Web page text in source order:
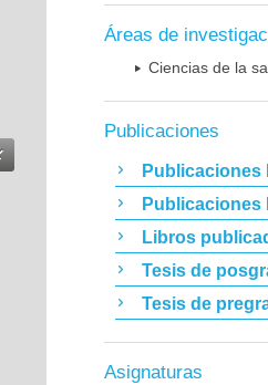
Áreas de
Ciencias de la
Publicaciones
Publicaciones
Publicaciones
Libros
Tesis de
Tesis de
Asignaturas